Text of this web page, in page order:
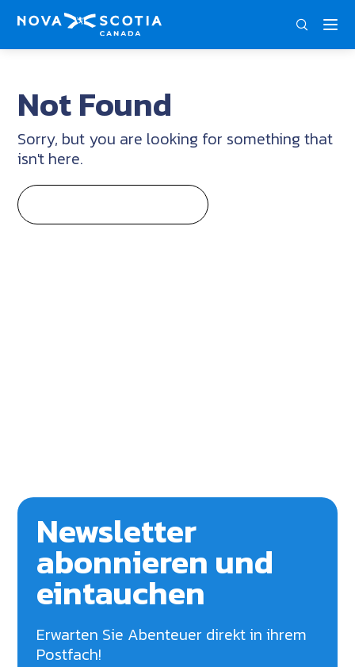
Not Found
Sorry, but you are looking for something that
isn't here.
Newsletter
abonnieren und
eintauchen
Erwarten Sie Abenteuer direkt in ihrem
Postfach!